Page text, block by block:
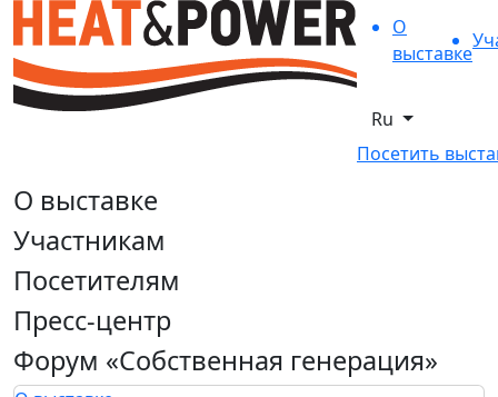
О
выставке
Ru
Посетить
О выставке
Участникам
Посетителям
Пресс-центр
Форум «Собственная генерация»